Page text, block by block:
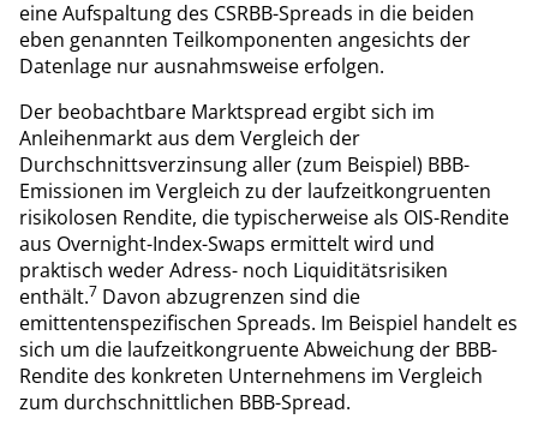
eine Aufspaltung des CSRBB-Spreads in die beiden
eben genannten Teilkomponenten angesichts der
Datenlage nur ausnahmsweise erfolgen.
Der beobachtbare Marktspread ergibt sich im
Anleihenmarkt aus dem Vergleich der
Durchschnittsverzinsung aller (zum Beispiel) BBB-
Emissionen im Vergleich zu der laufzeitkongruenten
risikolosen Rendite, die typischerweise als OIS-Rendite
aus Overnight-Index-Swaps ermittelt wird und
praktisch weder Adress- noch Liquiditätsrisiken
enthält.7 Davon abzugrenzen sind die
emittentenspezifischen Spreads. Im Beispiel handelt es
sich um die laufzeitkongruente Abweichung der BBB-
Rendite des konkreten Unternehmens im Vergleich
zum durchschnittlichen BBB-Spread.